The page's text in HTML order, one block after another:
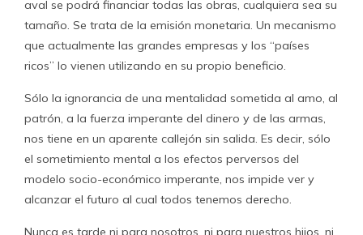
aval se podrá financiar todas las obras, cualquiera sea su
tamaño. Se trata de la emisión monetaria. Un mecanismo
que actualmente las grandes empresas y los “países
ricos” lo vienen utilizando en su propio beneficio.
Sólo la ignorancia de una mentalidad sometida al amo, al
patrón, a la fuerza imperante del dinero y de las armas,
nos tiene en un aparente callejón sin salida. Es decir, sólo
el sometimiento mental a los efectos perversos del
modelo socio-económico imperante, nos impide ver y
alcanzar el futuro al cual todos tenemos derecho.
Nunca es tarde ni para nosotros, ni para nuestros hijos, ni